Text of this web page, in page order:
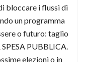
bloccare i flussi di
un programma
o futuro: taglio
PUBBLICA.
elezioni o in